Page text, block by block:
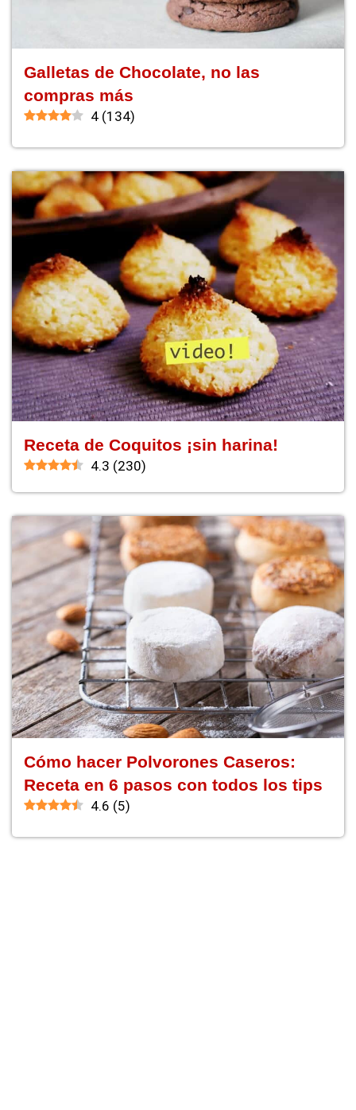
Galletas de Chocolate, no las
compras más
4 (134)
Receta de Coquitos ¡sin harina!
4.3 (230)
Cómo hacer Polvorones Caseros:
Receta en 6 pasos con todos los tips
4.6 (5)